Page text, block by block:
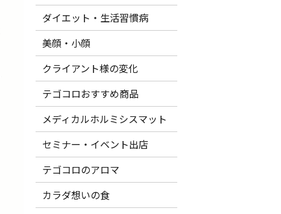
ダイエット・生活習慣病
美顔・小顔
クライアント様の変化
テゴコロおすすめ商品
メディカルホルミシスマット
セミナー・イベント出店
テゴコロのアロマ
カラダ想いの食